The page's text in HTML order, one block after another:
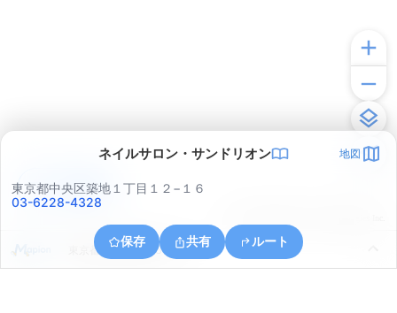
ネイルサロン・サンドリオン 地図
東京都中央区築地１丁目１２−１６
03-6228-4328
保存 共有 ルート
東京都中央区晴海５丁目
アプリで見る